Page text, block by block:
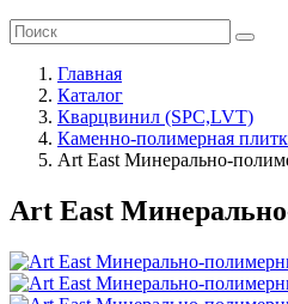
Главная
Каталог
Кварцвинил (SPC,LVT)
Каменно-полимерная
Art East Минерально-
Art East